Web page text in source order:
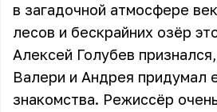
в загадочной атмосфере
лесов и бескрайних озёр
Алексей Голубев
Валери и Андрея придумал
знакомства. Режиссёр